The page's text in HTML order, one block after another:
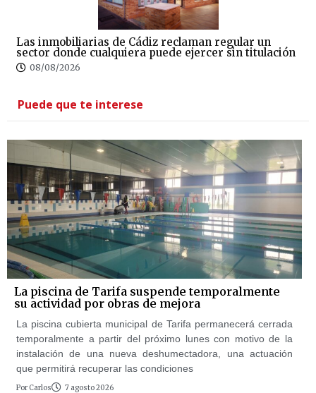
Las inmobiliarias de Cádiz reclaman regular un
sector donde cualquiera puede ejercer sin titulación
08/08/2026
Puede que te interese
La piscina de Tarifa suspende temporalmente
su actividad por obras de mejora
La piscina cubierta municipal de Tarifa permanecerá cerrada
temporalmente a partir del próximo lunes con motivo de la
instalación de una nueva deshumectadora, una actuación
que permitirá recuperar las condiciones
Por Carlos 7 agosto 2026